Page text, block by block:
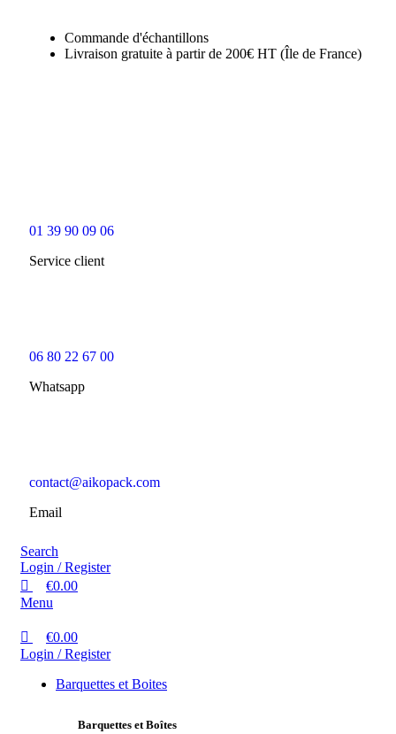
Commande d'échantillons
Livraison gratuite à partir de 200€ HT (Île de France)
01 39 90 09 06
Service client
06 80 22 67 00
Whatsapp
contact@aikopack.com
Email
Search
Login / Register
€0.00
Menu
€0.00
Login / Register
Barquettes et Boites
Barquettes et Boîtes